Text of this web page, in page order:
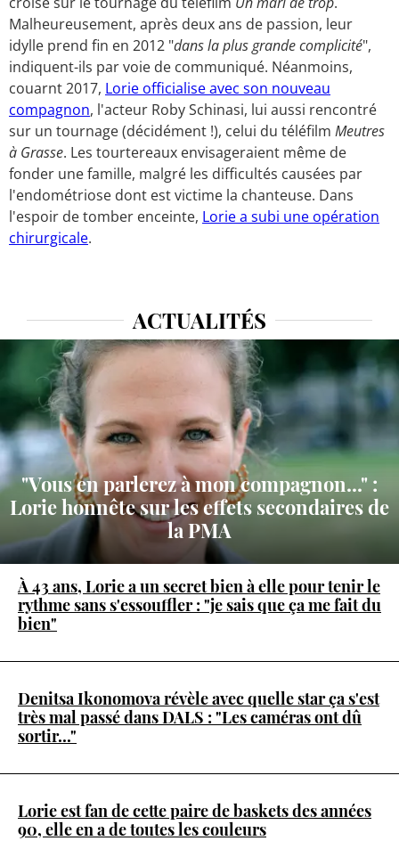
Malheureusement, après deux ans de passion, leur
idylle prend fin en 2012 "dans la plus grande complicité",
indiquent-ils par voie de communiqué. Néanmoins,
couarnt 2017, Lorie officialise avec son nouveau
compagnon, l'acteur Roby Schinasi, lui aussi rencontré
sur un tournage (décidément !), celui du téléfilm Meutres
à Grasse. Les tourtereaux envisageraient même de
fonder une famille, malgré les difficultés causées par
l'endométriose dont est victime la chanteuse. Dans
l'espoir de tomber enceinte, Lorie a subi une opération
chirurgicale.
ACTUALITÉS
"Vous en parlerez à mon compagnon..." :
Lorie honnête sur les effets secondaires de
la PMA
À 43 ans, Lorie a un secret bien à elle pour tenir le
rythme sans s'essouffler : "je sais que ça me fait du
bien"
Denitsa Ikonomova révèle avec quelle star ça s'est
très mal passé dans DALS : "Les caméras ont dû
sortir..."
Lorie est fan de cette paire de baskets des années
90, elle en a de toutes les couleurs